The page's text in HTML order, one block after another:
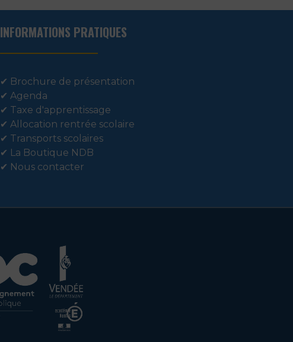
INFORMATIONS PRATIQUES
✔ Brochure de présentation
✔ Agenda
✔ Taxe d'apprentissage
✔ Allocation rentrée scolaire
✔ Transports scolaires
✔ La Boutique NDB
✔ Nous contacter